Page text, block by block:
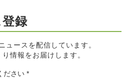
録
ュースを配信しています。
情報をお届けします。
ださい *